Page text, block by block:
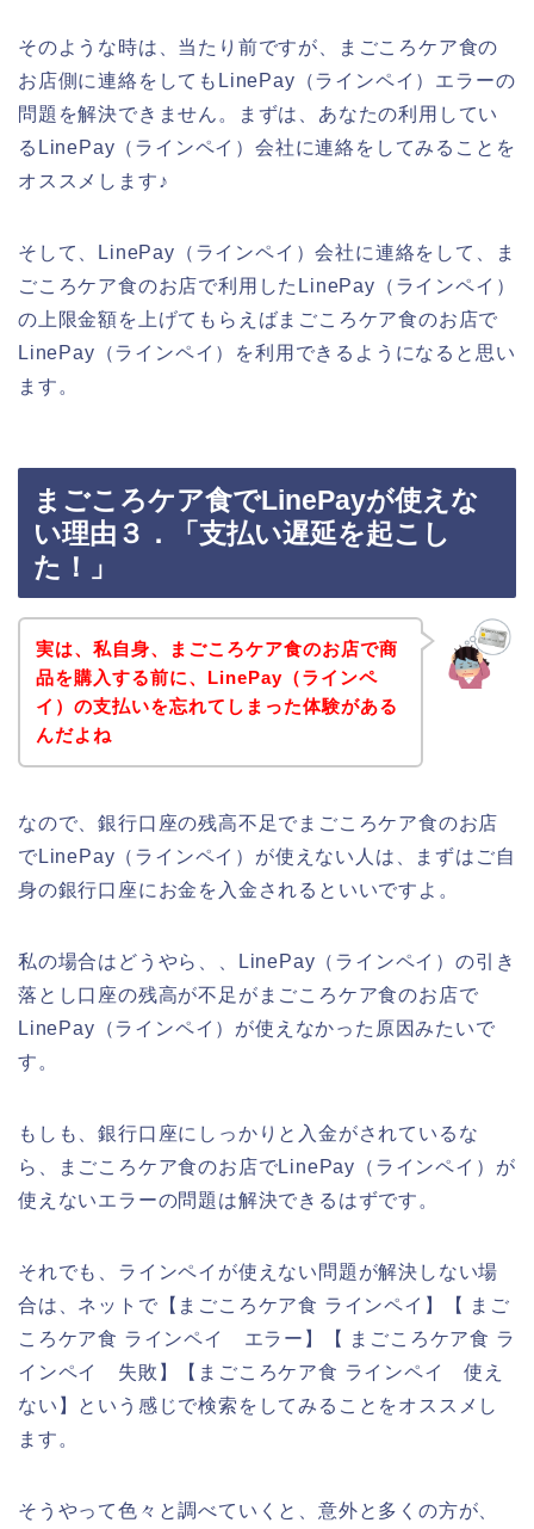
そのような時は、当たり前ですが、まごころケア食の
お店側に連絡をしてもLinePay（ラインペイ）エラーの
問題を解決できません。まずは、あなたの利用してい
るLinePay（ラインペイ）会社に連絡をしてみることを
オススメします♪
そして、LinePay（ラインペイ）会社に連絡をして、ま
ごころケア食のお店で利用したLinePay（ラインペイ）
の上限金額を上げてもらえばまごころケア食のお店で
LinePay（ラインペイ）を利用できるようになると思い
ます。
まごころケア食でLinePayが使えな
い理由３．「支払い遅延を起こし
た！」
実は、私自身、まごころケア食のお店で商
品を購入する前に、LinePay（ラインペ
イ）の支払いを忘れてしまった体験がある
んだよね
なので、銀行口座の残高不足でまごころケア食のお店
でLinePay（ラインペイ）が使えない人は、まずはご自
身の銀行口座にお金を入金されるといいですよ。
私の場合はどうやら、、LinePay（ラインペイ）の引き
落とし口座の残高が不足がまごころケア食のお店で
LinePay（ラインペイ）が使えなかった原因みたいで
す。
もしも、銀行口座にしっかりと入金がされているな
ら、まごころケア食のお店でLinePay（ラインペイ）が
使えないエラーの問題は解決できるはずです。
それでも、ラインペイが使えない問題が解決しない場
合は、ネットで【まごころケア食 ラインペイ】【 まご
ころケア食 ラインペイ エラー】【 まごころケア食 ラ
インペイ 失敗】【まごころケア食 ラインペイ 使え
ない】という感じで検索をしてみることをオススメし
ます。
そうやって色々と調べていくと、意外と多くの方が、